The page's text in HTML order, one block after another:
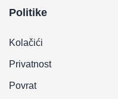
Politike
Kolačići
Privatnost
Povrat